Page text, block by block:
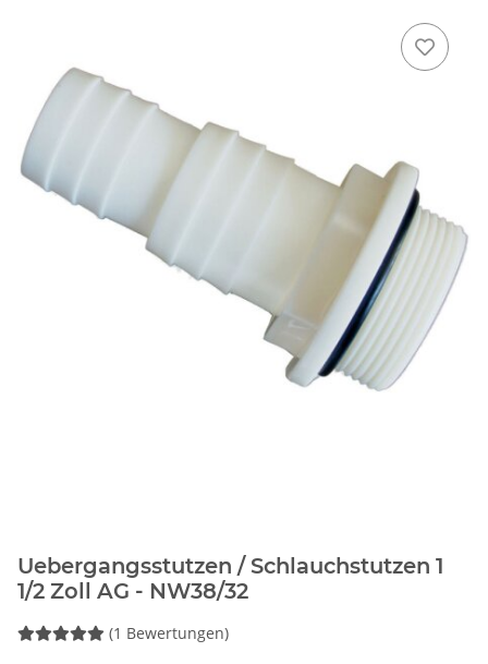
Uebergangsstutzen / Schlauchstutzen 1
1/2 Zoll AG - NW38/32
(1 Bewertungen)